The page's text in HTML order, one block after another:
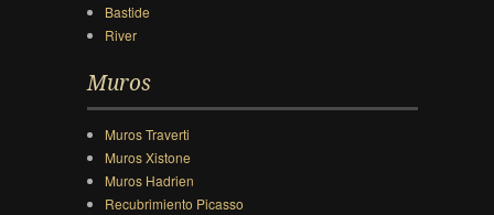
Bastide
River
Muros
Muros Traverti
Muros Xistone
Muros Hadrien
Recubrimiento Picasso